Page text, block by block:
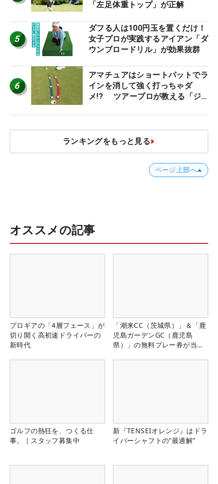
「左足体重トップ」が正解
5
ダフる人は100円玉を置くだけ！
女子プロが実践するアイアン「ダ
ウンブロードリル」が効果抜群
6
アマチュアはショートパットでラ
インを消して強く打っちゃダ
メ!? ツアープロが教える「ジ
減するワケ
ランキングをもっと見る
ページ上部へ
オススメの記事
プロギアの「4層フェース」が
切り開く高初速ドライバーの
新時代
「潮来CC（茨城県）」＆「鹿
児島ガーデンGC（鹿児島
県）」の無料プレー券が当た
ゴルフの熱狂を、つくる仕
事。｜スタッフ募集中
新『TENSEIオレンジ』はドラ
イバーシャフトの“最適解”